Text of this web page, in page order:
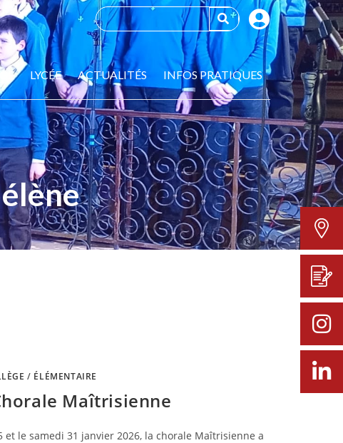
LYCÉE ACTUALITÉS INFOS PRATIQUES
/ ÉLÉMENTAIRE
Maîtrisienne
et le samedi 31 janvier 2026, la chorale Maîtrisienne a